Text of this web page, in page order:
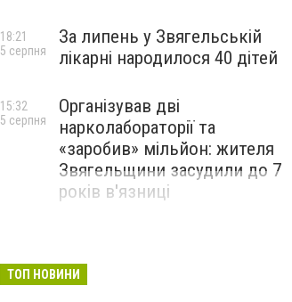
За липень у Звягельській
лікарні народилося 40 дітей
18:21
5 серпня
Організував дві
нарколабораторії та
«заробив» мільйон: жителя
Звягельщини засудили до 7
років в'язниці
15:32
5 серпня
ТОП НОВИНИ